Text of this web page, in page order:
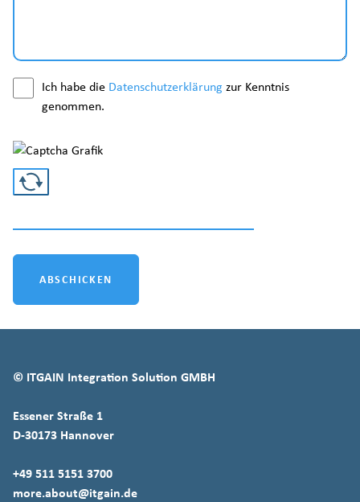
Ich habe die Datenschutzerklärung zur Kenntnis
genommen.
ABSCHICKEN
© ITGAIN Integration Solution GMBH
Essener Straße 1
D-30173 Hannover
+49 511 5151 3700
more.about@itgain.de